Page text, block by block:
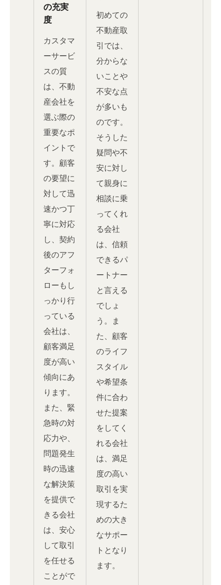
の充実
度
カスタマ
ーサービ
スの質
は、不動
産会社を
選ぶ際の
重要なポ
イントで
す。顧客
の要望に
対して迅
速かつ丁
寧に対応
し、契約
後のアフ
ターフォ
ローもし
っかり行
っている
会社は、
顧客満足
度が高い
傾向にあ
ります。
また、緊
急時の対
応力や、
問題発生
時の迅速
な解決策
を提供で
きる会社
は、安心
して取引
を任せる
ことがで
初めての
不動産取
引では、
分からな
いことや
不安な点
が多いも
のです。
そうした
疑問や不
安に対し
て親身に
相談に乗
ってくれ
る会社
は、信頼
できるパ
ートナー
と言える
でしょ
う。ま
た、顧客
のライフ
スタイル
や希望条
件に合わ
せた提案
をしてく
れる会社
は、満足
度の高い
取引を実
現するた
めの大き
なサポー
トとなり
ます。